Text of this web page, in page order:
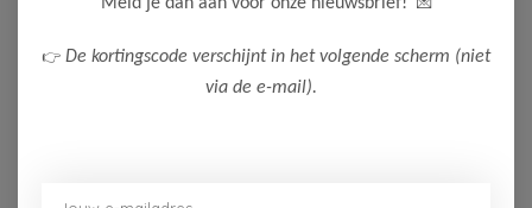
👉 De kortingscode verschijnt in het volgende scherm (niet
via de e-mail).